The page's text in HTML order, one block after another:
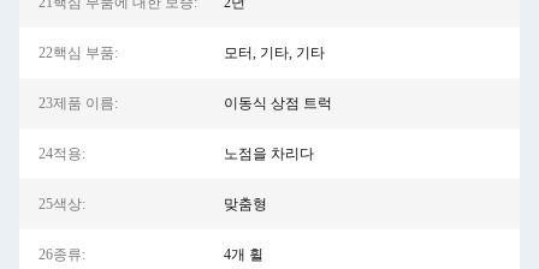
22핵심 부품: 모터, 기타, 기타
23제품 이름: 이동식 상점 트럭
24적용: 노점을 차리다
25색상: 맞춤형
26종류: 4개 휠